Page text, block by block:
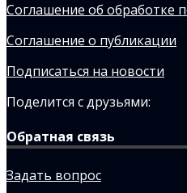
Соглашение об обработке
Соглашение о публикации
Подписаться на новости
Поделится с друзьями:
Обратная связь
Задать вопрос